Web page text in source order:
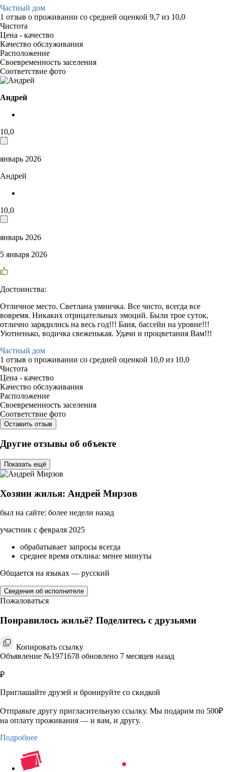
Частный дом
1 отзыв о проживании со средней оценкой 9,7 из 10,0
Чистота
Цена - качество
Качество обслуживания
Расположение
Своевременность заселения
Соответствие фото
Андрей
10,0
январь 2026
Андрей
10,0
январь 2026
5 января 2026
Достоинства:
Отличное место. Светлана умничка. Все чисто, всегда все
вовремя. Никаких отрицательных эмоций. Были трое суток,
отлично зарядились на весь год!!! Баня, бассейн на уровне!!!
Уютненько, водичка свеженькая. Удачи и процветания Вам!!!
Частный дом
1 отзыв о проживании со средней оценкой 10,0 из 10,0
Чистота
Цена - качество
Качество обслуживания
Расположение
Своевременность заселения
Соответствие фото
Оставить отзыв
Другие отзывы об объекте
Показать ещё
Хозяин жилья: Андрей Мирзов
был на сайте: более недели назад
участник с февраля 2025
обрабатывает запросы всегда
среднее время отклика: менее минуты
Общается на языках — русский
Сведения об исполнителе
Пожаловаться
Понравилось жильё? Поделитесь с друзьями
Копировать ссылку
Объявление №1971678 обновлено 7 месяцев назад
₽
Приглашайте друзей и бронируйте со скидкой
Отправьте другу пригласительную ссылку. Мы подарим по 500₽
на оплату проживания — и вам, и другу.
Подробнее